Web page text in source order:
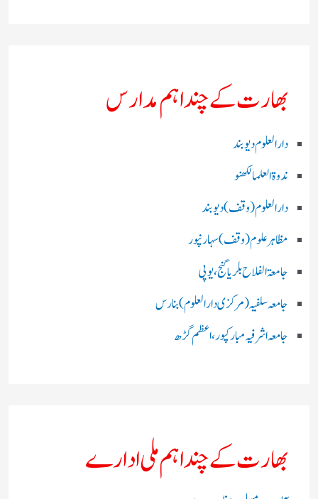
بھارت کے چند اہم مدارس
دارالعلوم دیوبند
ندوۃالعلما لکھنو
دارالعلوم (وقف)دیوبند
مظاہرعلوم (وقف)سہارنپور
جامعۃ الفلاح بلریاگنج،یوپی
جامعہ سلفیہ(مرکزی دارالعلوم )بنارس
جامعہ اشرفیہ مبارکپور،اعظم گڑھ
بھارت کے چند اہم ملی ادارے